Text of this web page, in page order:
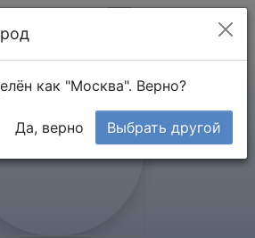
как "Москва". Верно?
Да, верно Выбрать другой